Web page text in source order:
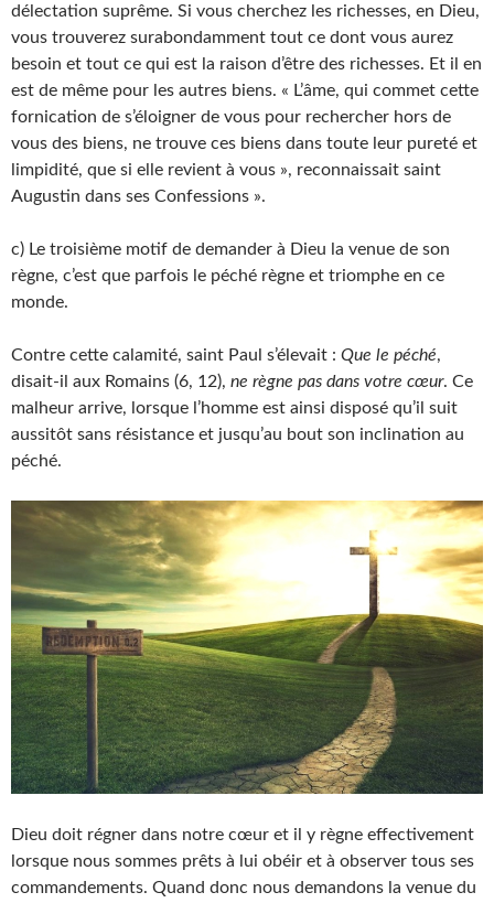
délectation suprême. Si vous cherchez les richesses, en Dieu,
vous trouverez surabondamment tout ce dont vous aurez
besoin et tout ce qui est la raison d’être des richesses. Et il en
est de même pour les autres biens. « L’âme, qui commet cette
fornication de s’éloigner de vous pour rechercher hors de
vous des biens, ne trouve ces biens dans toute leur pureté et
limpidité, que si elle revient à vous », reconnaissait saint
Augustin dans ses Confessions ».
c) Le troisième motif de demander à Dieu la venue de son
règne, c’est que parfois le péché règne et triomphe en ce
monde.
Contre cette calamité, saint Paul s’élevait : Que le péché,
disait-il aux Romains (6, 12), ne règne pas dans votre cœur. Ce
malheur arrive, lorsque l’homme est ainsi disposé qu’il suit
aussitôt sans résistance et jusqu’au bout son inclination au
péché.
Dieu doit régner dans notre cœur et il y règne effectivement
lorsque nous sommes prêts à lui obéir et à observer tous ses
commandements. Quand donc nous demandons la venue du